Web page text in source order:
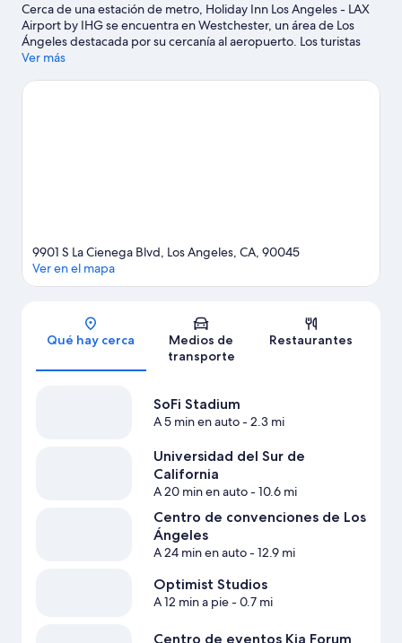
Cerca de una estación de metro, Holiday Inn Los Angeles - LAX
Airport by IHG se encuentra en Westchester, un área de Los
Ángeles destacada por su cercanía al aeropuerto. Los turistas
que deseen aprender sobre la cultura pueden ir a Centro de
compras pueden visitar Paseo costero de Venice Beach y Muelle
Ver más
Sección del mapa
9901 S La Cienega Blvd, Los Angeles, CA, 90045
Ver en el mapa
Qué hay cerca
Medios de
transporte
Restaurantes
SoFi Stadium
A 5 min en auto- 2.3 mi
Universidad del Sur de
California
A 20 min en auto- 10.6 mi
Centro de convenciones de Los
Ángeles
A 24 min en auto- 12.9 mi
Optimist Studios
A 12 min a pie- 0.7 mi
Centro de eventos Kia Forum